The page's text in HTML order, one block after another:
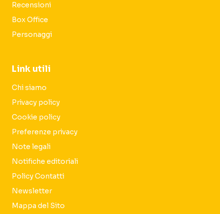
Recensioni
Box Office
Personaggi
Link utili
Chi siamo
Privacy policy
Cookie policy
Preferenze privacy
Note legali
Notifiche editoriali
Policy Contatti
Newsletter
Mappa del Sito